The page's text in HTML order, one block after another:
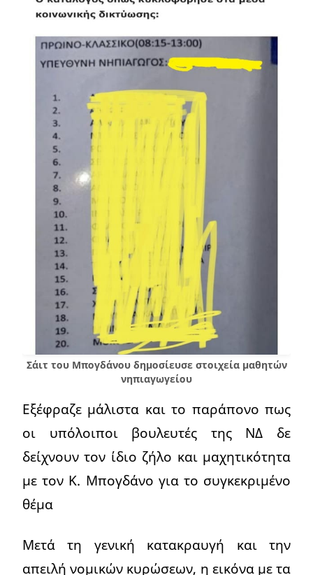
Σάιτ του Μπογδάνου δημοσίευσε στοιχεία μαθητών
νηπιαγωγείου
Εξέφραζε μάλιστα και το παράπονο πως
οι υπόλοιποι βουλευτές της ΝΔ δε
δείχνουν τον ίδιο ζήλο και μαχητικότητα
με τον Κ. Μπογδάνο για το συγκεκριμένο
θέμα
Μετά τη γενική κατακραυγή και την
απειλή νομικών κυρώσεων, η εικόνα με τα